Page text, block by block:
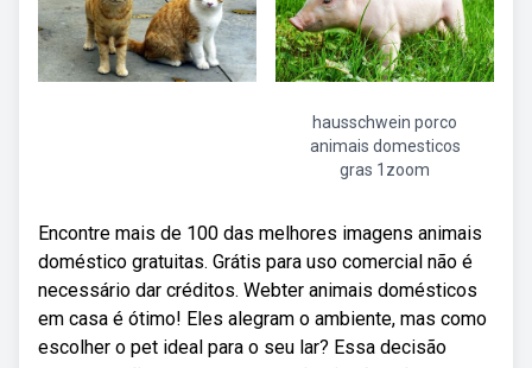
hausschwein porco
animais domesticos
gras 1zoom
Encontre mais de 100 das melhores imagens animais
doméstico gratuitas. Grátis para uso comercial não é
necessário dar créditos. Webter animais domésticos
em casa é ótimo! Eles alegram o ambiente, mas como
escolher o pet ideal para o seu lar? Essa decisão